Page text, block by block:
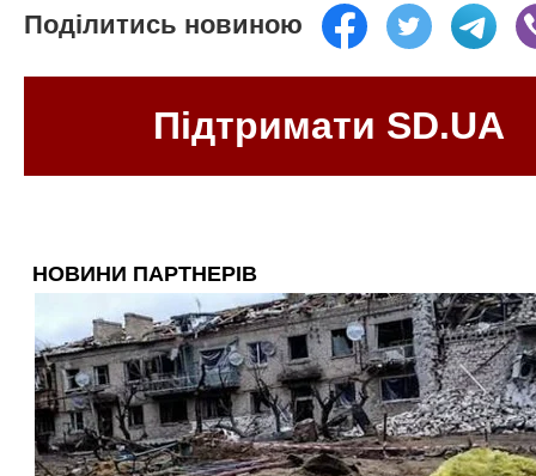
Поділитись новиною
Підтримати SD.UA